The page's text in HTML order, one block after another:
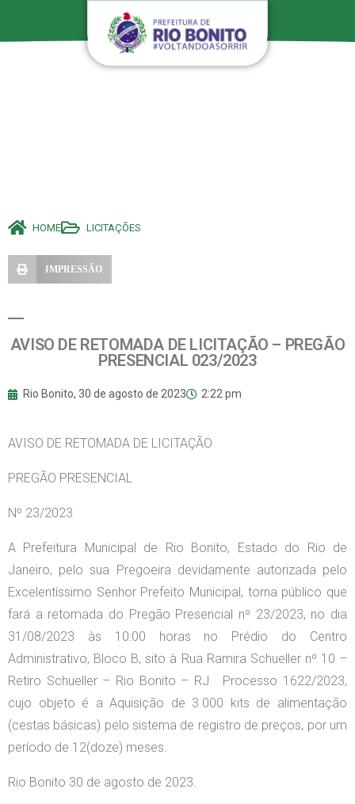
HOME LICITAÇÕES
IMPRESSÃO
AVISO DE RETOMADA DE LICITAÇÃO – PREGÃO
PRESENCIAL 023/2023
Rio Bonito, 30 de agosto de 2023 2:22 pm
AVISO DE RETOMADA DE LICITAÇÃO
PREGÃO PRESENCIAL
Nº 23/2023
A Prefeitura Municipal de Rio Bonito, Estado do Rio de
Janeiro, pelo sua Pregoeira devidamente autorizada pelo
Excelentíssimo Senhor Prefeito Municipal, torna público que
fará a retomada do Pregão Presencial nº 23/2023, no dia
31/08/2023 às 10:00 horas no Prédio do Centro
Administrativo, Bloco B, sito à Rua Ramira Schueller nº 10 –
Retiro Schueller – Rio Bonito – RJ. Processo 1622/2023,
cujo objeto é a Aquisição de 3.000 kits de alimentação
(cestas básicas) pelo sistema de registro de preços, por um
período de 12(doze) meses.
Rio Bonito 30 de agosto de 2023.